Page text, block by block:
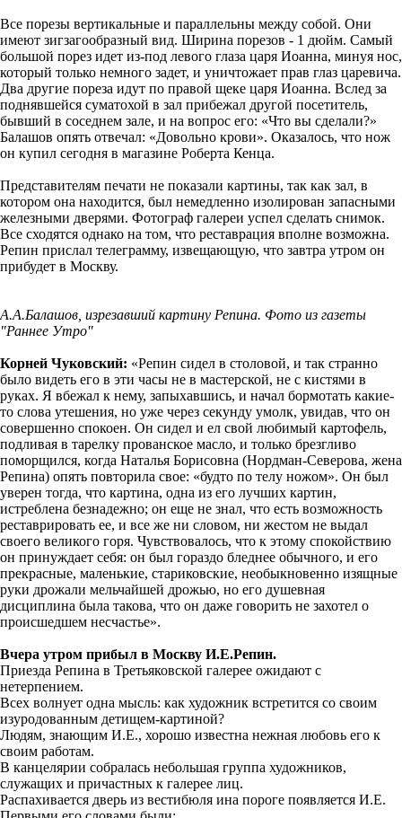
Все порезы вертикальные и параллельны между собой. Они
имеют зигзагообразный вид. Ширина порезов - 1 дюйм. Самый
большой порез идет из-под левого глаза царя Иоанна, минуя нос,
который только немного задет, и уничтожает прав глаз царевича.
Два другие пореза идут по правой щеке царя Иоанна. Вслед за
поднявшейся суматохой в зал прибежал другой посетитель,
бывший в соседнем зале, и на вопрос его: «Что вы сделали?»
Балашов опять отвечал: «Довольно крови». Оказалось, что нож
он купил сегодня в магазине Роберта Кенца.
Представителям печати не показали картины, так как зал, в
котором она находится, был немедленно изолирован запасными
железными дверями. Фотограф галереи успел сделать снимок.
Все сходятся однако на том, что реставрация вполне возможна.
Репин прислал телеграмму, извещающую, что завтра утром он
прибудет в Москву.
А.А.Балашов, изрезавший картину Репина. Фото из газеты
"Раннее Утро"
Корней Чуковский: «Репин сидел в столовой, и так странно
было видеть его в эти часы не в мастерской, не с кистями в
руках. Я вбежал к нему, запыхавшись, и начал бормотать какие-
то слова утешения, но уже через секунду умолк, увидав, что он
совершенно спокоен. Он сидел и ел свой любимый картофель,
подливая в тарелку прованское масло, и только брезгливо
поморщился, когда Наталья Борисовна (Нордман-Северова, жена
Репина) опять повторила свое: «будто по телу ножом». Он был
уверен тогда, что картина, одна из его лучших картин,
истреблена безнадежно; он еще не знал, что есть возможность
реставрировать ее, и все же ни словом, ни жестом не выдал
своего великого горя. Чувствовалось, что к этому спокойствию
он принуждает себя: он был гораздо бледнее обычного, и его
прекрасные, маленькие, стариковские, необыкновенно изящные
руки дрожали мельчайшей дрожью, но его душевная
дисциплина была такова, что он даже говорить не захотел о
происшедшем несчастье».
Вчера утром прибыл в Москву И.Е.Репин.
Приезда Репина в Третьяковской галерее ожидают с
нетерпением.
Всех волнует одна мысль: как художник встретится со своим
изуродованным детищем-картиной?
Людям, знающим И.Е., хорошо известна нежная любовь его к
своим работам.
В канцелярии собралась небольшая группа художников,
служащих и причастных к галерее лиц.
Распахивается дверь из вестибюля ина пороге появляется И.Е.